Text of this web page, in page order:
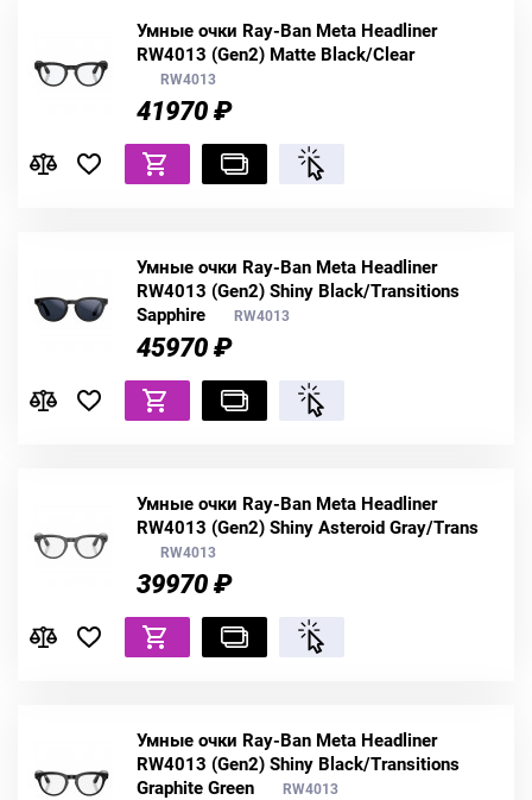
Умные очки Ray-Ban Meta Headliner
RW4013 (Gen2) Matte Black/Clear
RW4013
41970 ₽
Умные очки Ray-Ban Meta Headliner
RW4013 (Gen2) Shiny Black/Transitions
Sapphire
RW4013
45970 ₽
Умные очки Ray-Ban Meta Headliner
RW4013 (Gen2) Shiny Asteroid Gray/Trans
RW4013
39970 ₽
Умные очки Ray-Ban Meta Headliner
RW4013 (Gen2) Shiny Black/Transitions
Graphite Green
RW4013